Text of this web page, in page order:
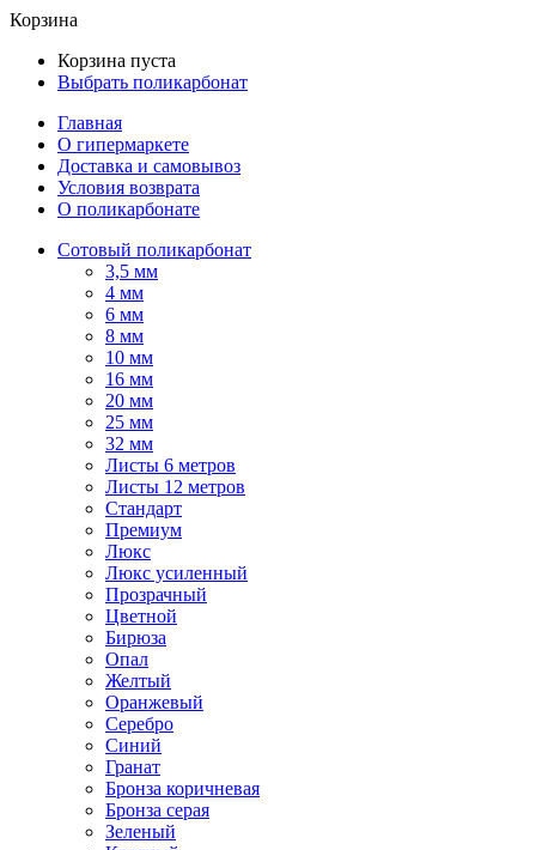
Корзина
Корзина пуста
Выбрать поликарбонат
Главная
О гипермаркете
Доставка и самовывоз
Условия возврата
О поликарбонате
Сотовый поликарбонат
3,5 мм
4 мм
6 мм
8 мм
10 мм
16 мм
20 мм
25 мм
32 мм
Листы 6 метров
Листы 12 метров
Стандарт
Премиум
Люкс
Люкс усиленный
Прозрачный
Цветной
Бирюза
Опал
Желтый
Оранжевый
Серебро
Синий
Гранат
Бронза коричневая
Бронза серая
Зеленый